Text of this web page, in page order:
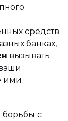
средств
банках,
вызывать
ими
борьбы с